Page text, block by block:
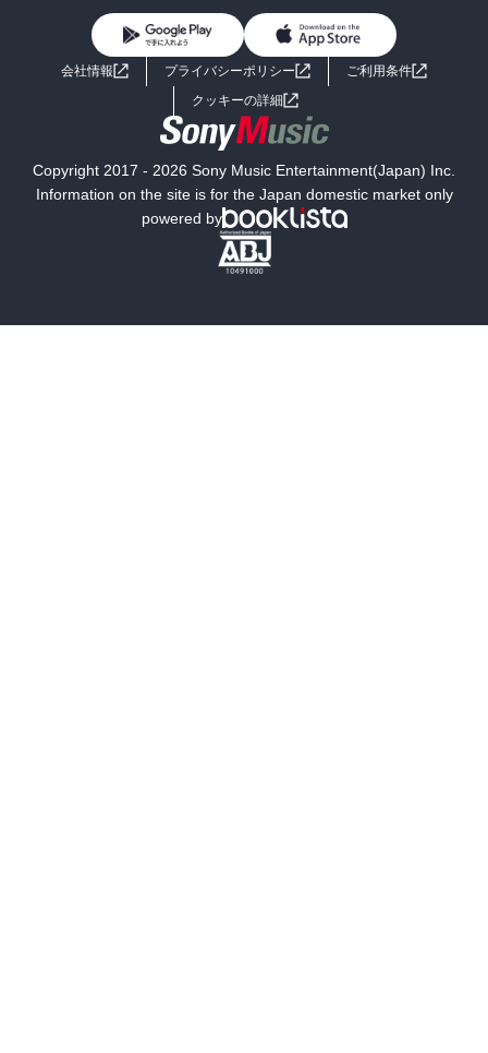
ライトノベル 男子向けラノベ
小説
海外小説
ミステリー SF
文学
よくあるご質問 お問い合わせ
会社情報 プライバシーポリシー
ご利用条件
クッキーの詳細
Copyright 2017 - 2026 Sony Music Entertainment(Japan) Inc.
Information on the site is for the Japan domestic market only
powered by